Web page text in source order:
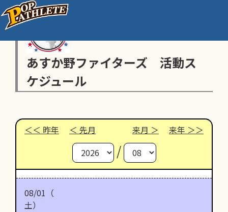
あすか野ファイターズ 活動ス
ケジュール
昨年 先月 来月 来年
/
08/01（
土）